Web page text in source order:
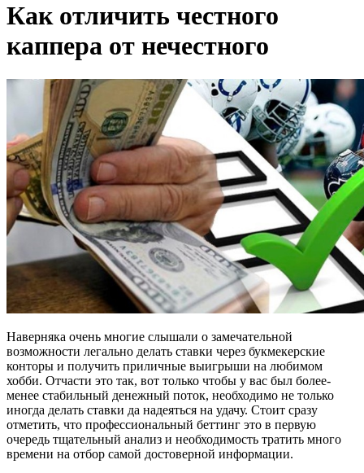
Как отличить честного
каппера от нечестного
Наверняка очень многие слышали о замечательной
возможности легально делать ставки через букмекерские
конторы и получить приличные выигрыши на любимом
хобби. Отчасти это так, вот только чтобы у вас был более-
менее стабильный денежный поток, необходимо не только
иногда делать ставки да надеяться на удачу. Стоит сразу
отметить, что профессиональный беттинг это в первую
очередь тщательный анализ и необходимость тратить много
времени на отбор самой достоверной информации.